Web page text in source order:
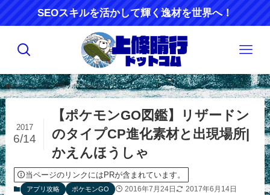
SEOスキルを活かして輝く逸材を世界へ！
ホーム アプリ攻略 ポケモンGO
【ポケモンGO図鑑】リザードン
のタイプCP進化素材と出現場所|
かえんほうしゃ
2017
6/14
当ページのリンクにはPRが含まれています。
アプリ攻略 ポケモンGO 2016年7月24日 2017年6月14日